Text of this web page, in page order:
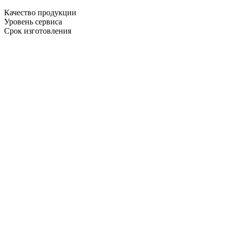
Качество продукции
Уровень сервиса
Срок изготовления